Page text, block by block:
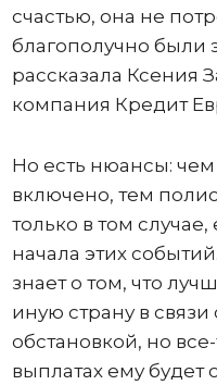
счастью, она не
благополучно были
рассказала Ксения
компания Кредит
Но есть нюансы:
включено, тем
только в том
начала этих
знает о том, что
иную страну в
обстановкой, но
выплатах ему будет